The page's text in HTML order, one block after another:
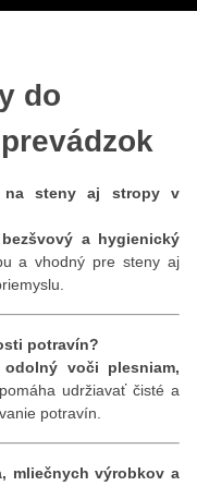
do
steny aj stropy v
bezšvový a hygienický
a vhodný pre steny aj
potravín?
voči plesniam,
pomáha udržiavať čisté a
potravín.
mliečnych výrobkov a